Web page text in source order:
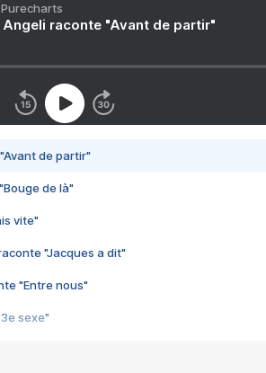
Angeli raconte "Avant de partir"
de partir"
de là"
vite"
"Jacques a dit"
"Entre nous"
sexe"